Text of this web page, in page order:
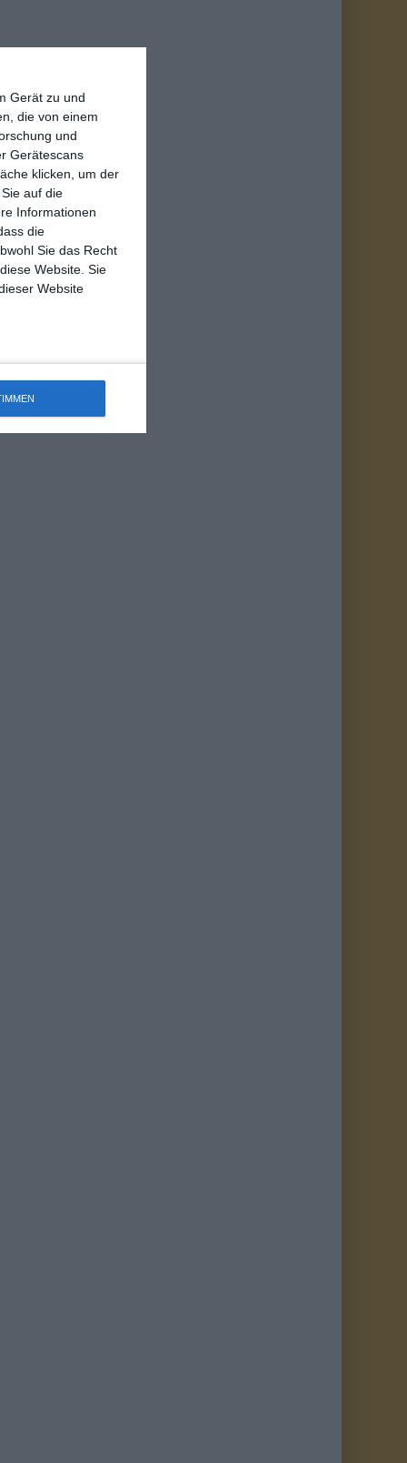
Gerät zu und
die von einem
und
Gerätescans
klicken, um der
auf die
Informationen
die
Sie das Recht
Website. Sie
Website